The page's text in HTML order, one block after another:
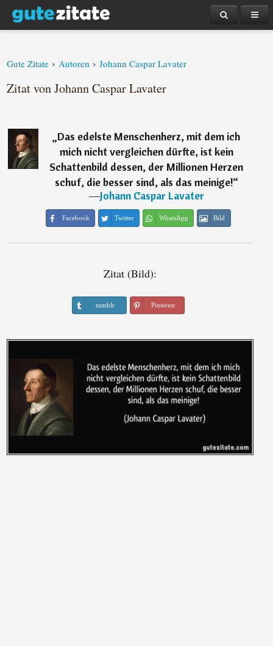
Gute Zitate › Autoren › Johann Caspar Lavater
Zitat von Johann Caspar Lavater
„Das edelste Menschenherz, mit dem ich
mich nicht vergleichen dürfte, ist kein
Schattenbild dessen, der Millionen Herzen
schuf, die besser sind, als das meinige!“
―Johann Caspar Lavater
Facebook Twitter WhatsApp Bild
Zitat (Bild):
tumblr Pinterest